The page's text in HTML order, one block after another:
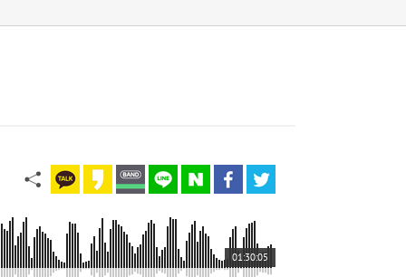
01:30:05